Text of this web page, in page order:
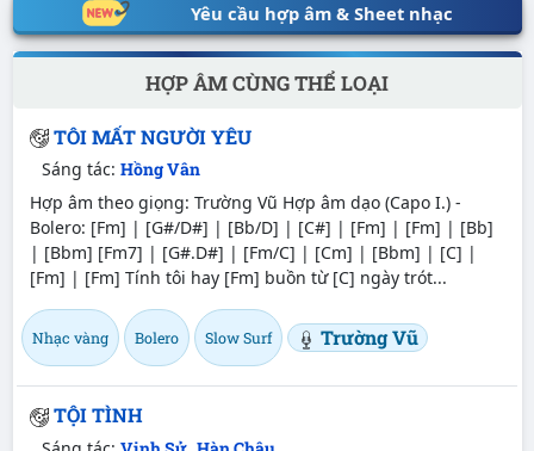
Yêu cầu hợp âm & Sheet nhạc
HỢP ÂM CÙNG THỂ LOẠI
TÔI MẤT NGƯỜI YÊU
Sáng tác: Hồng Vân
Hợp âm theo giọng: Trường Vũ Hợp âm dạo (Capo I.) -
Bolero: [Fm] | [G#/D#] | [Bb/D] | [C#] | [Fm] | [Fm] | [Bb]
| [Bbm] [Fm7] | [G#.D#] | [Fm/C] | [Cm] | [Bbm] | [C] |
[Fm] | [Fm] Tính tôi hay [Fm] buồn từ [C] ngày trót...
Nhạc vàng Bolero Slow Surf Trường Vũ
TỘI TÌNH